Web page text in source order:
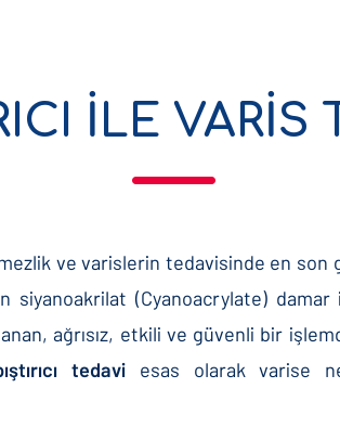
İLE VARİS
ve varislerin tedavisinde en
siyanoakrilat (Cyanoacrylate)
ağrısız, etkili ve güvenli bir
tedavi esas olarak varise